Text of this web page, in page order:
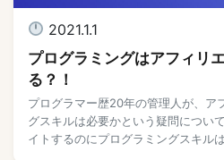
2021.1.1
プログラミングはアフィリ
る？！
プログラマー歴20年の管理人が、ア
グスキルは必要かという疑問につい
イトするのにプログラミングスキル